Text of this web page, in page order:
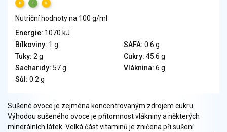
Sýry
Veganské a vegetariánské výrobky
Tuky
Obiloviny, mouka, cereální výrobky
Chléb, pečivo, křehké chleby, pufované výrobky
Přílohy
Zelenina
Brambory, luštěniny, houby
H T S
Nutriční hodnoty na 100 g/ml
Energie: 1070 kJ
Bílkoviny: 1 g SAFA: 0.6 g
Tuky: 2 g Cukry: 45.6 g
Sacharidy: 57 g Vláknina: 6 g
Sůl: 0.2 g
Sušené ovoce je zejména koncentrovaným zdrojem cukru.
Výhodou sušeného ovoce je přítomnost vlákniny a některých
minerálních látek. Velká část vitaminů je zničena při sušení.